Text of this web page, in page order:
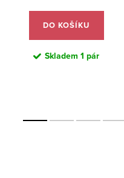
DO KOŠÍKU
Skladem 1 pár